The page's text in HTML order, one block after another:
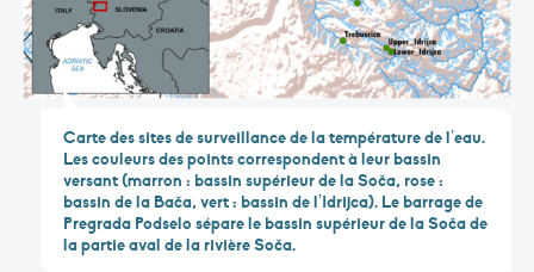
Carte des sites de surveillance de la température de l’eau.
Les couleurs des points correspondent à leur bassin
versant (marron : bassin supérieur de la Soča, rose :
bassin de la Bača, vert : bassin de l’Idrijca). Le barrage de
Pregrada Podselo sépare le bassin supérieur de la Soča de
la partie aval de la rivière Soča.